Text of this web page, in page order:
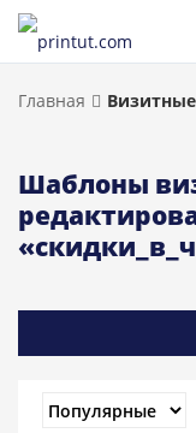
Главная
Шаблоны